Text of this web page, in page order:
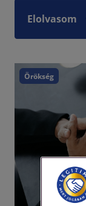
Elolvasom
Örökség